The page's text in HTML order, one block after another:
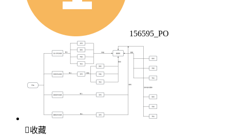
156595_PO
收藏